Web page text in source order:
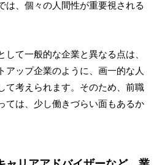
は、個々の人間性が重要視される
して一般的な企業と異なる点は、
アップ企業のように、画一的な人
て考えられます。そのため、前職
ては、少し働きづらい面もあるか